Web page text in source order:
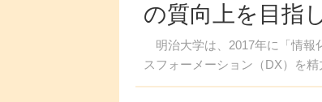
の質向上を目指
明治大学は、2017年に「情報
スフォーメーション（DX）を精